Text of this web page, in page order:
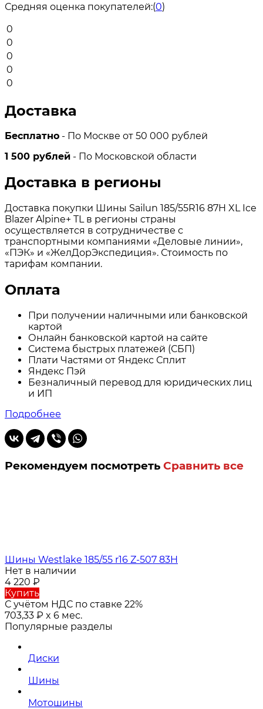
Средняя оценка покупателей:(0)
0
0
0
0
0
Доставка
Бесплатно - По Москве от 50 000 рублей
1 500 рублей - По Московской области
Доставка в регионы
Доставка покупки Шины Sailun 185/55R16 87H XL Ice
Blazer Alpine+ TL в регионы страны
осуществляется в сотрудничестве с
транспортными компаниями «Деловые линии»,
«ПЭК» и «ЖелДорЭкспедиция». Стоимость по
тарифам компании.
Оплата
При получении наличными или банковской
картой
Онлайн банковской картой на сайте
Система быстрых платежей (СБП)
Плати Частями от Яндекс Сплит
Яндекс Пэй
Безналичный перевод для юридических лиц
и ИП
Подробнее
Рекомендуем посмотреть Сравнить все
Шины Westlake 185/55 r16 Z-507 83H
Нет в наличии
4 220 ₽
Купить
С учётом НДС по ставке 22%
703,33 ₽ x 6 мес.
Популярные разделы
Диски
Шины
Мотошины